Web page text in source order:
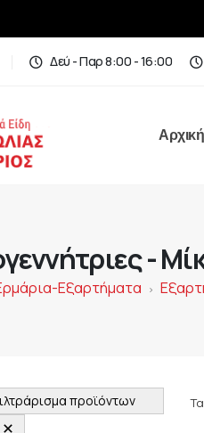
Δεύ - Παρ 8:00 - 16:00
Αρχική
-
Εξαρτήματα >
προϊόντων